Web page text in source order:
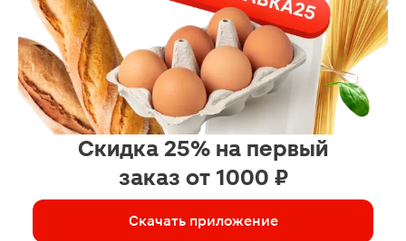
Скидка 25% на первый
заказ от 1000 ₽
Скачать приложение